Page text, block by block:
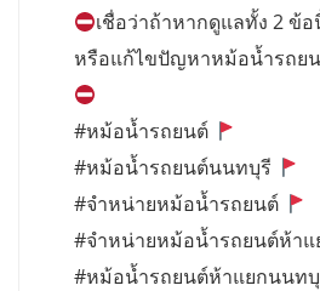
เชื่อว่าถ้าหากดูแลทั้ง 2 ข้
หรือแก้ไขปัญหาหม้อน้ำรถย
#หม้อน้ำรถยนต์
#หม้อน้ำรถยนต์นนทบุรี
#จำหน่ายหม้อน้ำรถยนต์
#จำหน่ายหม้อน้ำรถยนต์ห้า
#หม้อน้ำรถยนต์ห้าแยกนนท